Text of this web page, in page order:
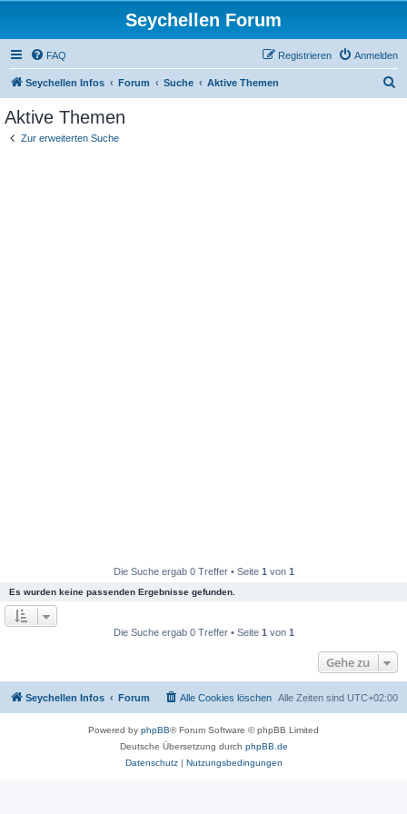
Seychellen Forum
FAQ Anmelden
Registrieren
Seychellen Infos Forum Suche Aktive Themen
Aktive Themen
Zur erweiterten Suche
Die Suche ergab 0 Treffer • Seite 1 von 1
Es wurden keine passenden Ergebnisse gefunden.
Die Suche ergab 0 Treffer • Seite 1 von 1
Gehe zu
Seychellen Infos Forum Alle Zeiten sind UTC+02:00
Alle Cookies löschen
Powered by phpBB® Forum Software © phpBB Limited
Deutsche Übersetzung durch phpBB.de
Datenschutz| Nutzungsbedingungen